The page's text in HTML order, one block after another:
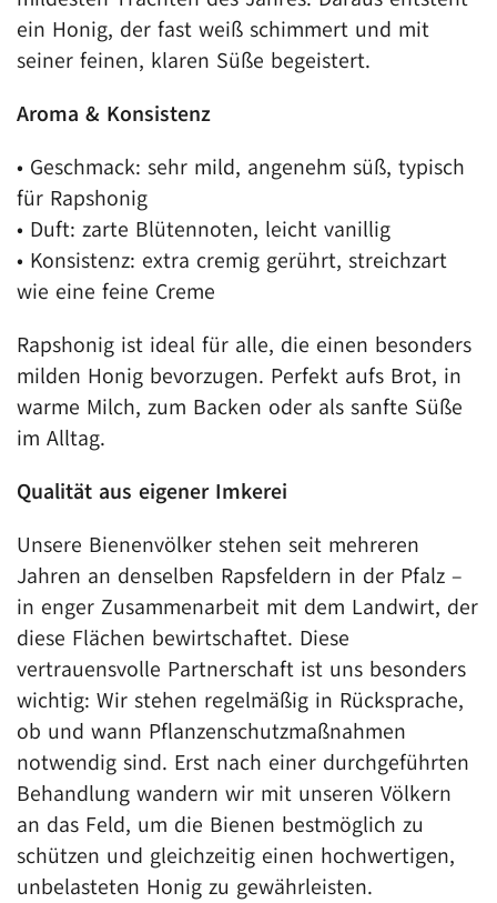
ein Honig, der fast weiß schimmert und mit
seiner feinen, klaren Süße begeistert.
Aroma & Konsistenz
• Geschmack: sehr mild, angenehm süß, typisch
für Rapshonig
• Duft: zarte Blütennoten, leicht vanillig
• Konsistenz: extra cremig gerührt, streichzart
wie eine feine Creme
Rapshonig ist ideal für alle, die einen besonders
milden Honig bevorzugen. Perfekt aufs Brot, in
warme Milch, zum Backen oder als sanfte Süße
im Alltag.
Qualität aus eigener Imkerei
Unsere Bienenvölker stehen seit mehreren
Jahren an denselben Rapsfeldern in der Pfalz –
in enger Zusammenarbeit mit dem Landwirt, der
diese Flächen bewirtschaftet. Diese
vertrauensvolle Partnerschaft ist uns besonders
wichtig: Wir stehen regelmäßig in Rücksprache,
ob und wann Pflanzenschutzmaßnahmen
notwendig sind. Erst nach einer durchgeführten
Behandlung wandern wir mit unseren Völkern
an das Feld, um die Bienen bestmöglich zu
schützen und gleichzeitig einen hochwertigen,
unbelasteten Honig zu gewährleisten.